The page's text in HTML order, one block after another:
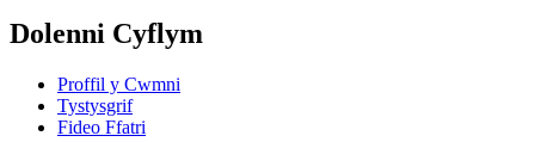
Dolenni Cyflym
Proffil y Cwmni
Tystysgrif
Fideo Ffatri